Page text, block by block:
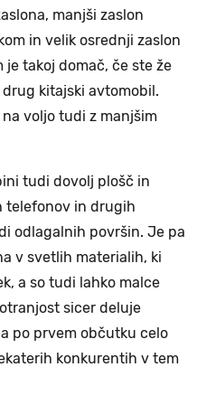
manjši zaslon
in velik osrednji zaslon
je takoj domač, če ste že
kitajski avtomobil.
voljo tudi z manjšim
tudi dovolj plošč in
telefonov in drugih
odlagalnih površin. Je pa
v svetlih materialih, ki
a so tudi lahko malce
sicer deluje
po prvem občutku celo
konkurentih v tem